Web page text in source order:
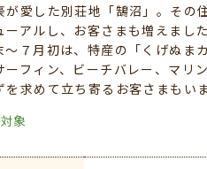
愛した別荘地「鵠沼」。その
ーアルし、お客さまも増えまし
～７月初は、特産の「くげぬま
フィン、ビーチバレー、マリ
を求めて立ち寄るお客さまもいま
象